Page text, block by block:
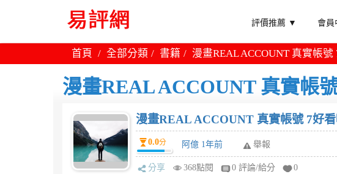
評價推薦 ▼ 會
首頁 全部分類 書籍 漫畫REAL ACCOUNT 真實帳號
漫畫REAL ACCOUNT 真實帳
漫畫REAL ACCOUNT 真實帳號 7好
0.0分 阿億 1年前 舉報
分享 368點閱 0 評論/給分 0